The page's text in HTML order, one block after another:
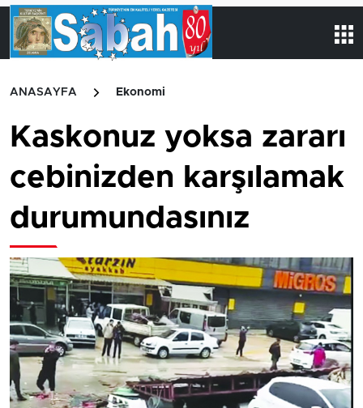
ANASAYFA Ekonomi
Kaskonuz yoksa zararı
cebinizden karşılamak
durumundasınız